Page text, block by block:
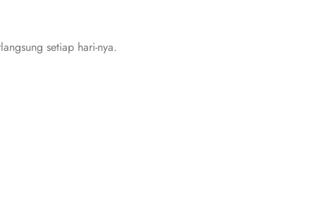
setiap hari-nya.